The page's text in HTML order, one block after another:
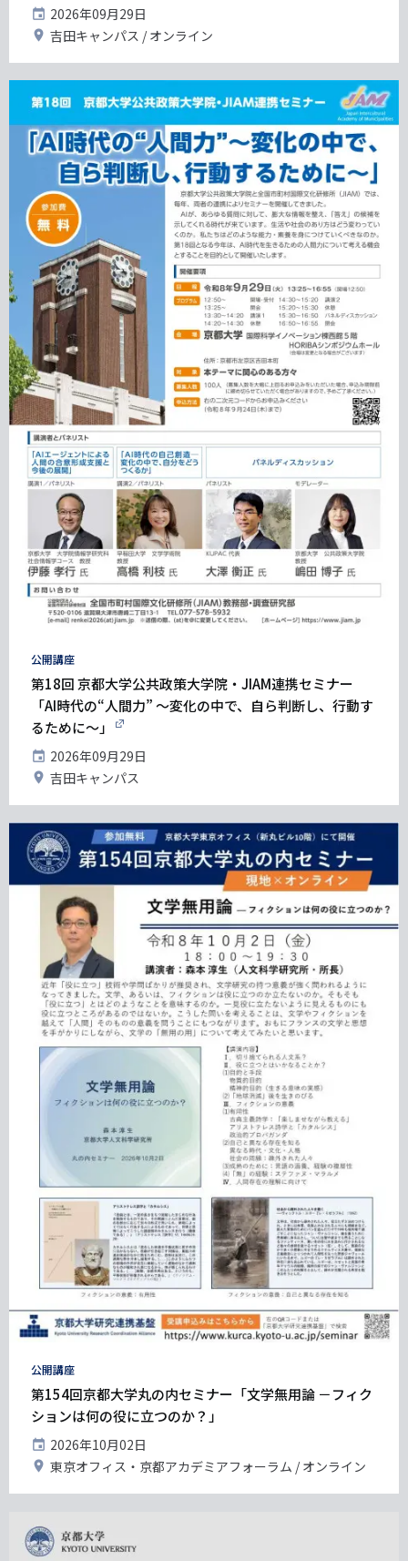
開
催
日
2026年09月29日
開
地
吉田キャンパス オンライン
タ
グ
公開講座
第18回 京都大学公共政策大学院・JIAM連携セミナー
「AI時代の“人間力” ～変化の中で、自ら判断し、行動す
るために～」
開
催
日
2026年09月29日
開
地
吉田キャンパス
タ
グ
公開講座
第154回京都大学丸の内セミナー「文学無用論 －フィク
ションは何の役に立つのか？」
開
催
日
2026年10月02日
開
地
東京オフィス・京都アカデミアフォーラム オンライン